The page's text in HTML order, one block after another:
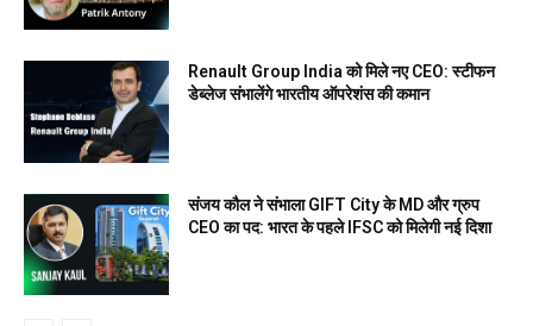
Renault Group India को मिले नए CEO: स्टीफन
डेब्लेज संभालेंगे भारतीय ऑपरेशंस की कमान
संजय कौल ने संभाला GIFT City के MD और ग्रुप
CEO का पद: भारत के पहले IFSC को मिलेगी नई दिशा